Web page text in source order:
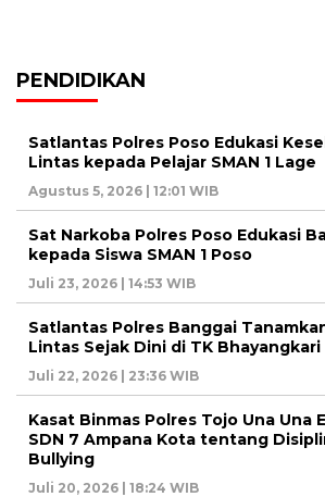
PENDIDIKAN
Satlantas Polres Poso Edukasi
Lintas kepada Pelajar SMAN 1 Lage
Agustus 5, 2026 | 12:01 WIB
Sat Narkoba Polres Poso Edukasi
kepada Siswa SMAN 1 Poso
Juli 23, 2026 | 14:53 WIB
Satlantas Polres Banggai
Lintas Sejak Dini di TK Bhayangkari
Juli 22, 2026 | 23:36 WIB
Kasat Binmas Polres Tojo Una Una
SDN 7 Ampana Kota tentang
Bullying
Juli 20, 2026 | 18:24 WIB